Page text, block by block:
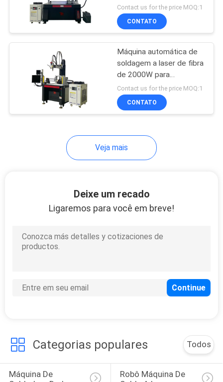
Máquina Laser
Industrial
equipamentos a
eixos para tubo de aço
inoxidável de três vias
Contact us for the price MOQ:1
CONTATO
Máquina automática de
soldagem a laser de fibra
de 2000W para
soldagem por escotilha
Contact us for the price MOQ:1
CONTATO
Veja mais
Deixe um recado
Ligaremos para você em breve!
Categorias populares Todos
Máquina De
Robô Máquina De